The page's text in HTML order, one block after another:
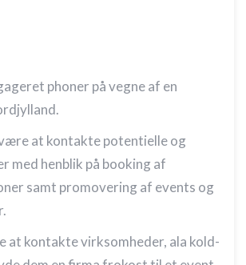
phoner på vegne af en
at kontakte potentielle og
med henblik på booking af
samt promovering af events og
at kontakte virksomheder, ala kold-